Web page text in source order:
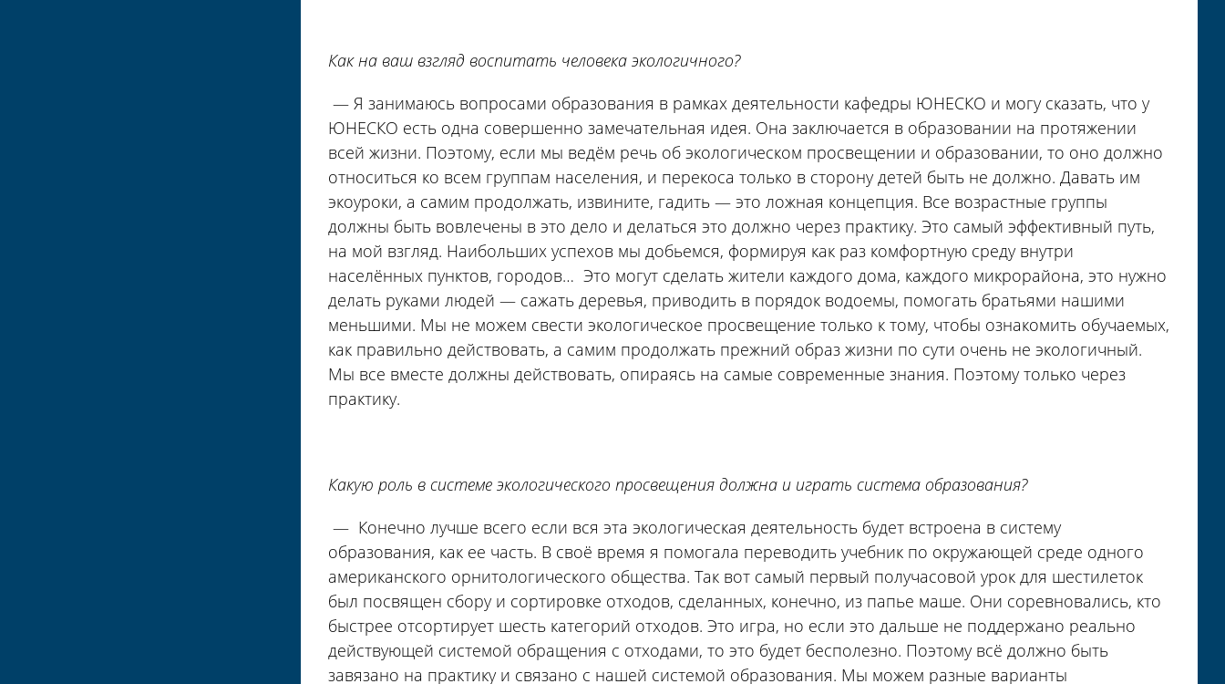
Как на ваш взгляд воспитать человека экологичного?
— Я занимаюсь вопросами образования в рамках деятельности кафедры ЮНЕСКО и могу сказать, что у
ЮНЕСКО есть одна совершенно замечательная идея. Она заключается в образовании на протяжении
всей жизни. Поэтому, если мы ведём речь об экологическом просвещении и образовании, то оно должно
относиться ко всем группам населения, и перекоса только в сторону детей быть не должно. Давать им
экоуроки, а самим продолжать, извините, гадить — это ложная концепция. Все возрастные группы
должны быть вовлечены в это дело и делаться это должно через практику. Это самый эффективный путь,
на мой взгляд. Наибольших успехов мы добьемся, формируя как раз комфортную среду внутри
населённых пунктов, городов… Это могут сделать жители каждого дома, каждого микрорайона, это нужно
делать руками людей — сажать деревья, приводить в порядок водоемы, помогать братьями нашими
меньшими. Мы не можем свести экологическое просвещение только к тому, чтобы ознакомить обучаемых,
как правильно действовать, а самим продолжать прежний образ жизни по сути очень не экологичный.
Мы все вместе должны действовать, опираясь на самые современные знания. Поэтому только через
практику.
Какую роль в системе экологического просвещения должна и играть система образования?
— Конечно лучше всего если вся эта экологическая деятельность будет встроена в систему
образования, как ее часть. В своё время я помогала переводить учебник по окружающей среде одного
американского орнитологического общества. Так вот самый первый получасовой урок для шестилеток
был посвящен сбору и сортировке отходов, сделанных, конечно, из папье маше. Они соревновались, кто
быстрее отсортирует шесть категорий отходов. Это игра, но если это дальше не поддержано реально
действующей системой обращения с отходами, то это будет бесполезно. Поэтому всё должно быть
завязано на практику и связано с нашей системой образования. Мы можем разные варианты